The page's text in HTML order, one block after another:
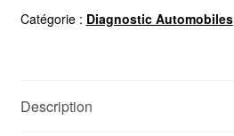
FIAT
JEEP
Catégorie : Diagnostic Automobiles
Description